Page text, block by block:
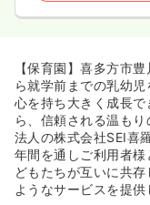
【保育園】喜多方市
ら就学前までの乳幼
心を持ち大きく成長
ら、信頼される温も
法人の株式会社SEI喜
年間を通しご利用者
どもたちが互いに共
ようなサービスを提供